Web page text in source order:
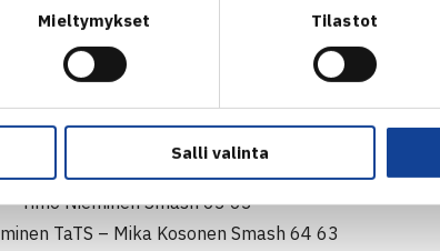
Mieltymykset Tilastot
Salli valinta
Aaro Pöllänen HVS 61 61
– Huurinainen/Tapio Nurminen HVS 26 76 [12-10]
3
– Henrik Sillanpää TaTS 63 63
Timo Nieminen Smash 63 63
TaTS – Mika Kosonen Smash 64 63